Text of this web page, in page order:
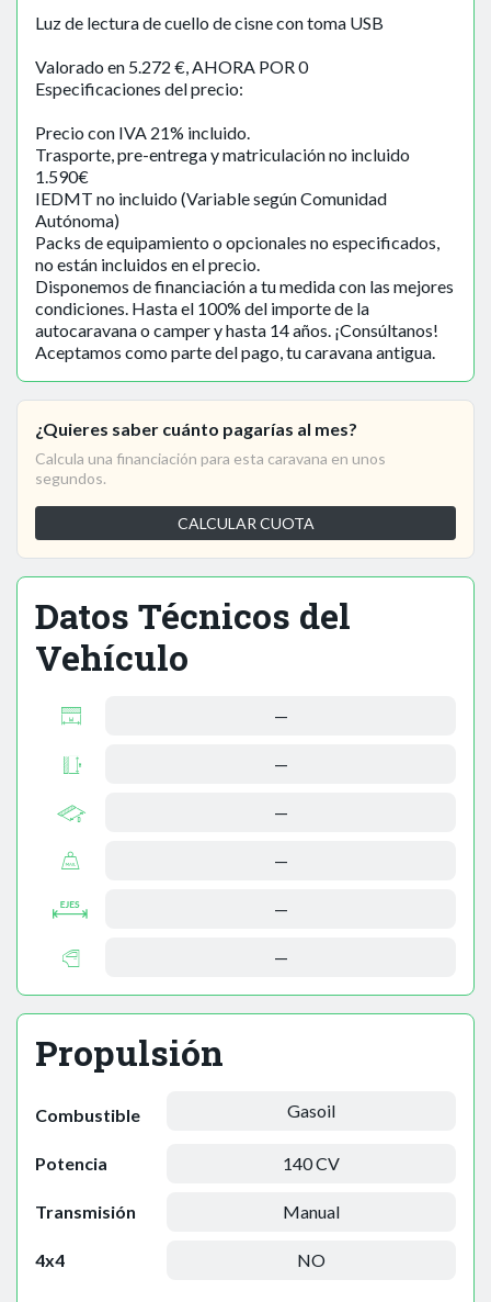
Luz de lectura de cuello de cisne con toma USB
Valorado en 5.272 €, AHORA POR 0
Especificaciones del precio:
Precio con IVA 21% incluido.
Trasporte, pre-entrega y matriculación no incluido
1.590€
IEDMT no incluido (Variable según Comunidad
Autónoma)
Packs de equipamiento o opcionales no especificados,
no están incluidos en el precio.
Disponemos de financiación a tu medida con las mejores
condiciones. Hasta el 100% del importe de la
autocaravana o camper y hasta 14 años. ¡Consúltanos!
Aceptamos como parte del pago, tu caravana antigua.
¿Quieres saber cuánto pagarías al mes?
Calcula una financiación para esta caravana en unos
segundos.
CALCULAR CUOTA
Datos Técnicos del
Vehículo
—
—
—
—
—
—
Propulsión
Combustible Gasoil
Potencia 140 CV
Transmisión Manual
4x4 NO